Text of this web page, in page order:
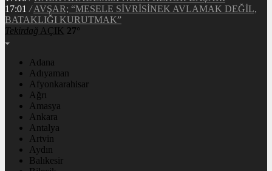
17:01 / AVŞAR; “MESELE SİVRİSİNEK AVLAMAK DEĞİL,
BATAKLIĞI KURUTMAK”
Tekirdağ AÇIK 27°
Adana
Adıyaman
Afyonkarahisar
Ağrı
Amasya
Ankara
Antalya
Artvin
Aydın
Balıkesir